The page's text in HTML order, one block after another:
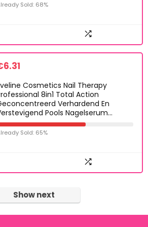
Sold: 68%
6.31
Cosmetics Nail Therapy
8in1 Total Action
Verhardend En
Pools Nagelserum…
Sold: 65%
Show next